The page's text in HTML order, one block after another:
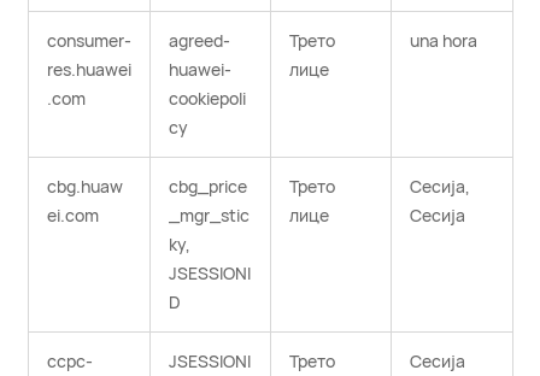
consumer-
res.huawei
.com
agreed-
huawei-
cookiepoli
cy
Трето
лице
una hora
cbg.huaw
ei.com
cbg_price
_mgr_stic
ky,
JSESSIONI
D
Трето
лице
Сесија,
Сесија
ccpc-
JSESSIONI
Трето
Сесија